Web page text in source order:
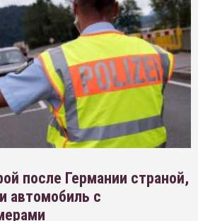
после Германии страной,
автомобиль с